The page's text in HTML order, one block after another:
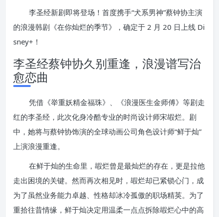
李圣经新剧即将登场！首度携手“犬系男神”蔡钟协主演
的浪漫韩剧《在你灿烂的季节》，确定于 2 月 20 日上线 Di
sney+！
李圣经蔡钟协久别重逢，浪漫谱写治
愈恋曲
凭借《举重妖精金福珠》、《浪漫医生金师傅》等剧走
红的李圣经，此次化身冷酷专业的时尚设计师宋嘏烂。剧
中，她将与蔡钟协饰演的全球动画公司角色设计师“鲜于灿”
上演浪漫重逢。
在鲜于灿的生命里，嘏烂曾是最灿烂的存在，更是拉他
走出困境的关键。然而再次相见时，嘏烂却已紧锁心门，成
为了虽然业务能力卓越、性格却冰冷孤傲的职场精英。为了
重拾往昔情缘，鲜于灿决定用温柔一点点拆除嘏烂心中的高